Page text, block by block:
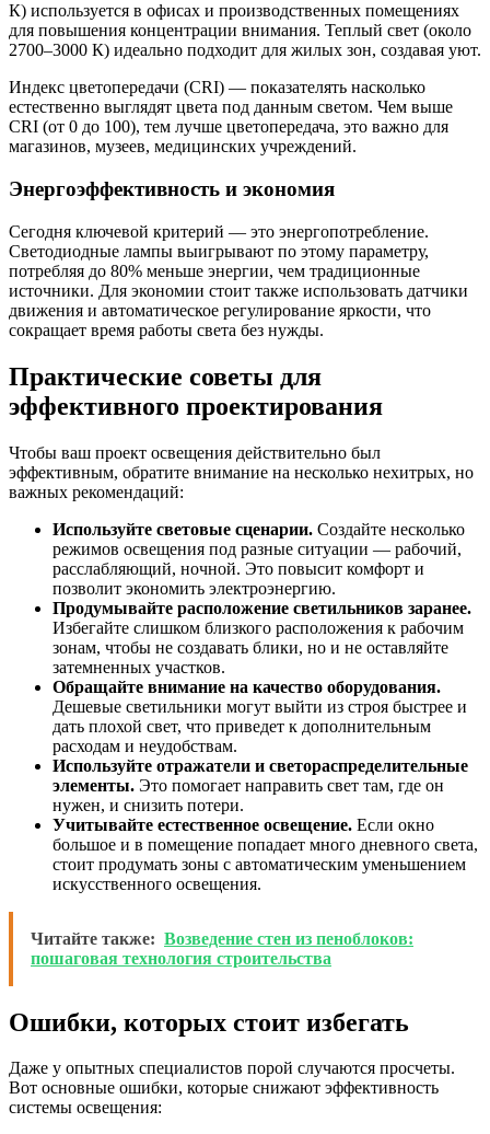
К) используется в офисах и производственных помещениях
для повышения концентрации внимания. Теплый свет (около
2700–3000 К) идеально подходит для жилых зон, создавая уют.
Индекс цветопередачи (CRI) — показателять насколько
естественно выглядят цвета под данным светом. Чем выше
CRI (от 0 до 100), тем лучше цветопередача, это важно для
магазинов, музеев, медицинских учреждений.
Энергоэффективность и экономия
Сегодня ключевой критерий — это энергопотребление.
Светодиодные лампы выигрывают по этому параметру,
потребляя до 80% меньше энергии, чем традиционные
источники. Для экономии стоит также использовать датчики
движения и автоматическое регулирование яркости, что
сокращает время работы света без нужды.
Практические советы для
эффективного проектирования
Чтобы ваш проект освещения действительно был
эффективным, обратите внимание на несколько нехитрых, но
важных рекомендаций:
Используйте световые сценарии. Создайте несколько
режимов освещения под разные ситуации — рабочий,
расслабляющий, ночной. Это повысит комфорт и
позволит экономить электроэнергию.
Продумывайте расположение светильников заранее.
Избегайте слишком близкого расположения к рабочим
зонам, чтобы не создавать блики, но и не оставляйте
затемненных участков.
Обращайте внимание на качество оборудования.
Дешевые светильники могут выйти из строя быстрее и
дать плохой свет, что приведет к дополнительным
расходам и неудобствам.
Используйте отражатели и светораспределительные
элементы. Это помогает направить свет там, где он
нужен, и снизить потери.
Учитывайте естественное освещение. Если окно
большое и в помещение попадает много дневного света,
стоит продумать зоны с автоматическим уменьшением
искусственного освещения.
Читайте также: Возведение стен из пеноблоков:
пошаговая технология строительства
Ошибки, которых стоит избегать
Даже у опытных специалистов порой случаются просчеты.
Вот основные ошибки, которые снижают эффективность
системы освещения: